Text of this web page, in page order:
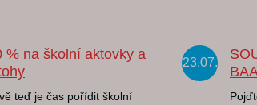
% na školní aktovky a
teď je čas pořídit školní
23.07.